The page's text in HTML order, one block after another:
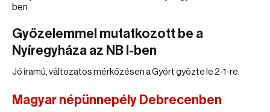
Győzelemmel mutatkozott be a
Nyíregyháza az NB I-ben
Jó iramú, változatos mérkőzésen a Győrt győzte le 2-1-re.
Magyar népünnepély Debrecenben